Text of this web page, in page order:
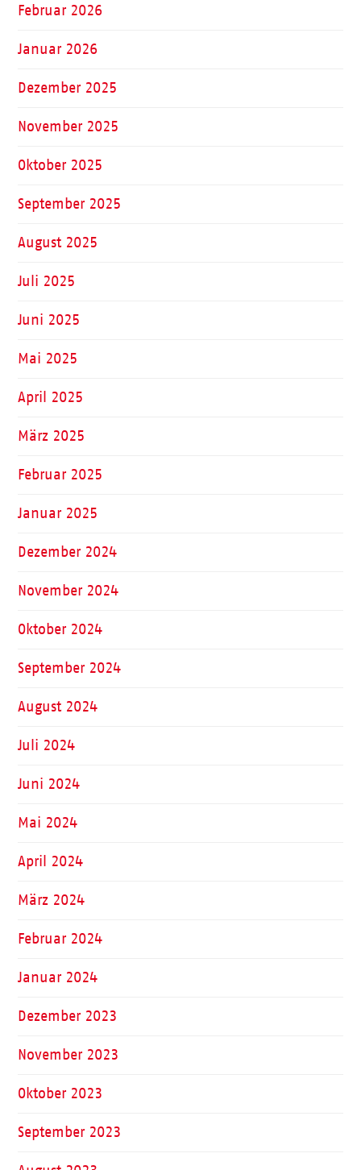
Februar 2026
Januar 2026
Dezember 2025
November 2025
Oktober 2025
September 2025
August 2025
Juli 2025
Juni 2025
Mai 2025
April 2025
März 2025
Februar 2025
Januar 2025
Dezember 2024
November 2024
Oktober 2024
September 2024
August 2024
Juli 2024
Juni 2024
Mai 2024
April 2024
März 2024
Februar 2024
Januar 2024
Dezember 2023
November 2023
Oktober 2023
September 2023